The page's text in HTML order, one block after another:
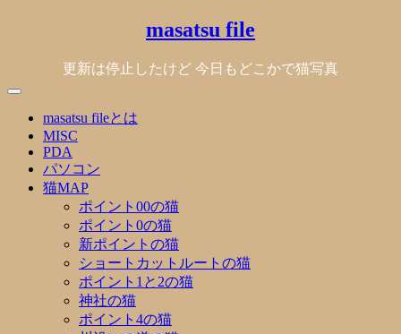
masatsu file
更新は停止したけど 今日もどこかで猫写真
masatsu fileとは
MISC
PDA
パソコン
猫MAP
ポイント00の猫
ポイント0の猫
新ポイントの猫
ショートカットルートの猫
ポイント1と2の猫
神社の猫
ポイント4の猫